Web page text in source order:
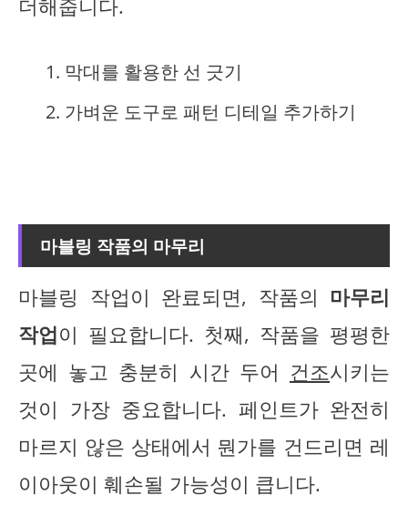
더해줍니다.
막대를 활용한 선 긋기
가벼운 도구로 패턴 디테일 추가하기
마블링 작품의 마무리
마블링 작업이 완료되면, 작품의 마무리
작업이 필요합니다. 첫째, 작품을 평평한
곳에 놓고 충분히 시간 두어 건조시키는
것이 가장 중요합니다. 페인트가 완전히
마르지 않은 상태에서 뭔가를 건드리면 레
이아웃이 훼손될 가능성이 큽니다.